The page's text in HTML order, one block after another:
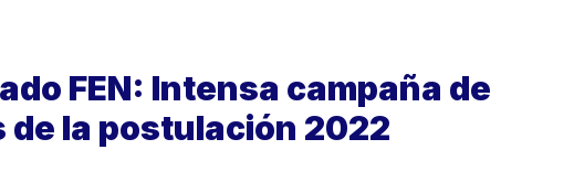
FEN: Intensa campaña de
la postulación 2022